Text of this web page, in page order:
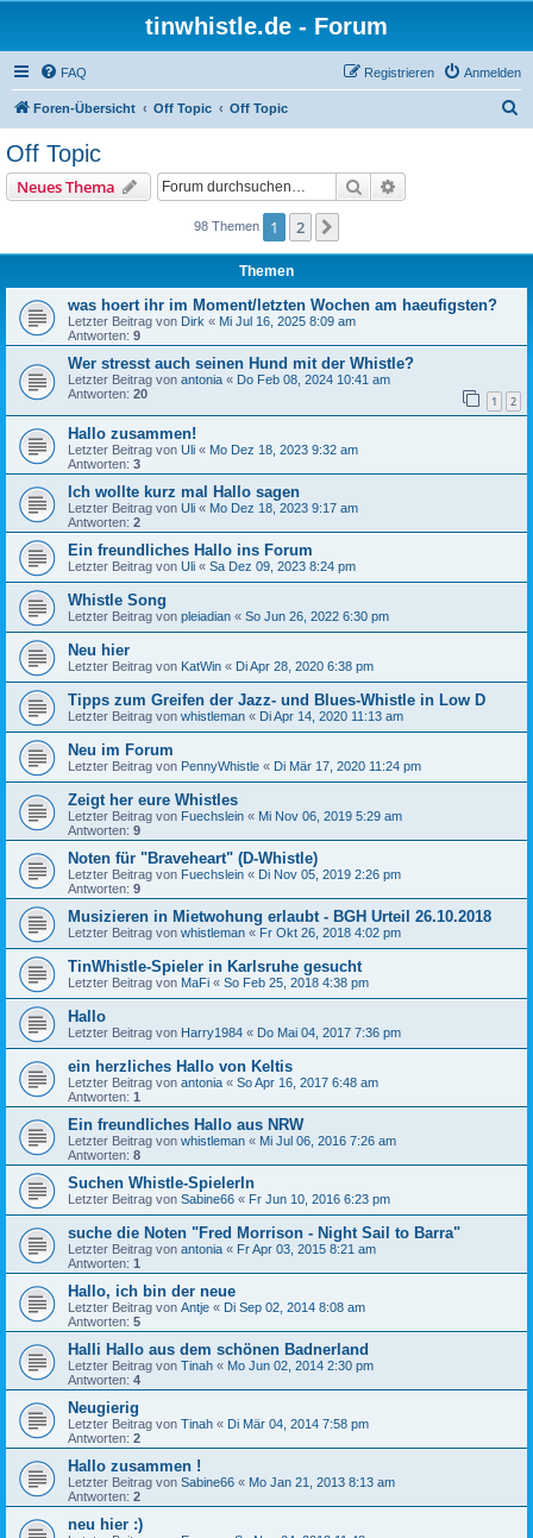
tinwhistle.de - Forum
FAQ Anmelden
Registrieren
Foren-Übersicht Off Topic Off Topic
Off Topic
Neues Thema Suche
98 Themen 1 2
Themen
was hoert ihr im Moment/letzten Wochen am haeufigsten?
Letzter Beitrag von Dirk « Mi Jul 16, 2025 8:09 am
Antworten: 9
Wer stresst auch seinen Hund mit der Whistle?
Letzter Beitrag von antonia « Do Feb 08, 2024 10:41 am
Antworten: 20 1 2
Hallo zusammen!
Letzter Beitrag von Uli « Mo Dez 18, 2023 9:32 am
Antworten: 3
Ich wollte kurz mal Hallo sagen
Letzter Beitrag von Uli « Mo Dez 18, 2023 9:17 am
Antworten: 2
Ein freundliches Hallo ins Forum
Letzter Beitrag von Uli « Sa Dez 09, 2023 8:24 pm
Whistle Song
Letzter Beitrag von pleiadian « So Jun 26, 2022 6:30 pm
Neu hier
Letzter Beitrag von KatWin « Di Apr 28, 2020 6:38 pm
Tipps zum Greifen der Jazz- und Blues-Whistle in Low D
Letzter Beitrag von whistleman « Di Apr 14, 2020 11:13 am
Neu im Forum
Letzter Beitrag von PennyWhistle « Di Mär 17, 2020 11:24 pm
Zeigt her eure Whistles
Letzter Beitrag von Fuechslein « Mi Nov 06, 2019 5:29 am
Antworten: 9
Noten für "Braveheart" (D-Whistle)
Letzter Beitrag von Fuechslein « Di Nov 05, 2019 2:26 pm
Antworten: 9
Musizieren in Mietwohung erlaubt - BGH Urteil 26.10.2018
Letzter Beitrag von whistleman « Fr Okt 26, 2018 4:02 pm
TinWhistle-Spieler in Karlsruhe gesucht
Letzter Beitrag von MaFi « So Feb 25, 2018 4:38 pm
Hallo
Letzter Beitrag von Harry1984 « Do Mai 04, 2017 7:36 pm
ein herzliches Hallo von Keltis
Letzter Beitrag von antonia « So Apr 16, 2017 6:48 am
Antworten: 1
Ein freundliches Hallo aus NRW
Letzter Beitrag von whistleman « Mi Jul 06, 2016 7:26 am
Antworten: 8
Suchen Whistle-SpielerIn
Letzter Beitrag von Sabine66 « Fr Jun 10, 2016 6:23 pm
suche die Noten "Fred Morrison - Night Sail to Barra"
Letzter Beitrag von antonia « Fr Apr 03, 2015 8:21 am
Antworten: 1
Hallo, ich bin der neue
Letzter Beitrag von Antje « Di Sep 02, 2014 8:08 am
Antworten: 5
Halli Hallo aus dem schönen Badnerland
Letzter Beitrag von Tinah « Mo Jun 02, 2014 2:30 pm
Antworten: 4
Neugierig
Letzter Beitrag von Tinah « Di Mär 04, 2014 7:58 pm
Antworten: 2
Hallo zusammen !
Letzter Beitrag von Sabine66 « Mo Jan 21, 2013 8:13 am
Antworten: 2
neu hier :)